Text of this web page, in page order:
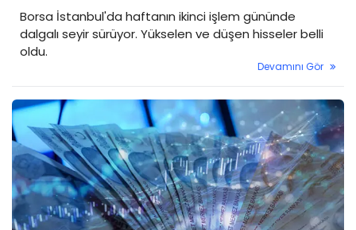
Borsa İstanbul'da haftanın ikinci işlem gününde
dalgalı seyir sürüyor. Yükselen ve düşen hisseler belli
oldu.
Devamını Gör